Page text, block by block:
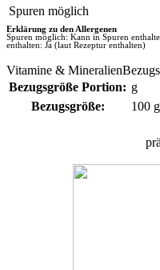
Spuren möglich
Erklärung zu den Allergenen
Spuren möglich: Kann in Spuren
enthalten: Ja (laut Rezeptur enthalten)
Vitamine &
Bezugsgröße Portion: g
Bezugsgröße:
100 g